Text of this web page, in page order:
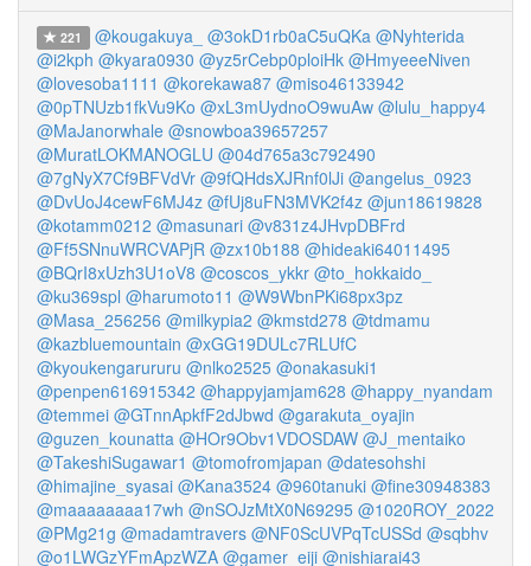
221 @kougakuya_ @3okD1rb0aC5uQKa @Nyhterida
@i2kph @kyara0930 @yz5rCebp0ploiHk @HmyeeeNiven
@lovesoba1111 @korekawa87 @miso46133942
@0pTNUzb1fkVu9Ko @xL3mUydnoO9wuAw @lulu_happy4
@MaJanorwhale @snowboa39657257
@MuratLOKMANOGLU @04d765a3c792490
@7gNyX7Cf9BFVdVr @9fQHdsXJRnf0lJi @angelus_0923
@DvUoJ4cewF6MJ4z @fUj8uFN3MVK2f4z @jun18619828
@kotamm0212 @masunari @v831z4JHvpDBFrd
@Ff5SNnuWRCVAPjR @zx10b188 @hideaki64011495
@BQrI8xUzh3U1oV8 @coscos_ykkr @to_hokkaido_
@ku369spl @harumoto11 @W9WbnPKi68px3pz
@Masa_256256 @milkypia2 @kmstd278 @tdmamu
@kazbluemountain @xGG19DULc7RLUfC
@kyoukengarururu @nlko2525 @onakasuki1
@penpen616915342 @happyjamjam628 @happy_nyandam
@temmei @GTnnApkfF2dJbwd @garakuta_oyajin
@guzen_kounatta @HOr9Obv1VDOSDAW @J_mentaiko
@TakeshiSugawar1 @tomofromjapan @datesohshi
@himajine_syasai @Kana3524 @960tanuki @fine30948383
@maaaaaaaa17wh @nSOJzMtX0N69295 @1020ROY_2022
@PMg21g @madamtravers @NF0ScUVPqTcUSSd @sqbhv
@o1LWGzYFmApzWZA @gamer_eiji @nishiarai43